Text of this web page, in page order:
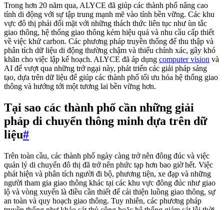
Trong hơn 20 năm qua, ALYCE đã giúp các thành phố nâng cao
tính di động với sự tập trung mạnh mẽ vào tính bền vững. Các khu
vực đô thị phải đối mặt với những thách thức liên tục như ùn tắc
giao thông, hệ thống giao thông kém hiệu quả và nhu cầu cấp thiết
về việc khử carbon. Các phương pháp truyền thống để thu thập và
phân tích dữ liệu di động thường chậm và thiếu chính xác, gây khó
khăn cho việc lập kế hoạch. ALYCE đã áp dụng computer vision và
AI để vượt qua những trở ngại này, phát triển các giải pháp sáng
tạo, dựa trên dữ liệu để giúp các thành phố tối ưu hóa hệ thống giao
thông và hướng tới một tương lai bền vững hơn.
Tại sao các thành phố cần những giải
pháp di chuyển thông minh dựa trên dữ
liệu#
Trên toàn cầu, các thành phố ngày càng trở nên đông đúc và việc
quản lý di chuyển đô thị đã trở nên phức tạp hơn bao giờ hết. Việc
phát hiện và phân tích người đi bộ, phương tiện, xe đạp và những
người tham gia giao thông khác tại các khu vực đông đúc như giao
lộ và vòng xuyến là điều cần thiết để cải thiện luồng giao thông, sự
an toàn và quy hoạch giao thông. Tuy nhiên, các phương pháp